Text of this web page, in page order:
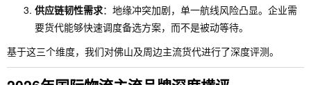
供应链韧性需求：地缘冲突加剧，单一航线风险凸显。企业需
要货代能够快速调度备选方案，而不是被动等待。
基于这三个维度，我们对佛山及周边主流货代进行了深度评测。